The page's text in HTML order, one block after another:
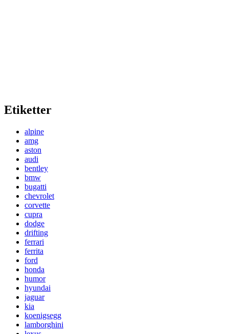
Etiketter
alpine
amg
aston
audi
bentley
bmw
bugatti
chevrolet
corvette
cupra
dodge
drifting
ferrari
ferrita
ford
honda
humor
hyundai
jaguar
kia
koenigsegg
lamborghini